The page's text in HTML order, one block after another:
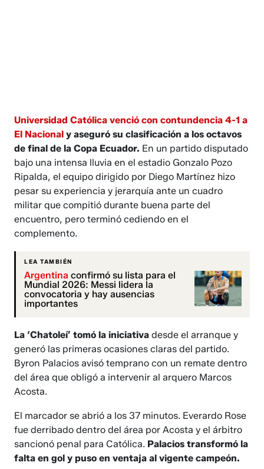
Universidad Católica venció con contundencia 4-1 a
El Nacional y aseguró su clasificación a los octavos
de final de la Copa Ecuador. En un partido disputado
bajo una intensa lluvia en el estadio Gonzalo Pozo
Ripalda, el equipo dirigido por Diego Martínez hizo
pesar su experiencia y jerarquía ante un cuadro
militar que compitió durante buena parte del
encuentro, pero terminó cediendo en el
complemento.
LEA TAMBIÉN
Argentina confirmó su lista para el
Mundial 2026: Messi lidera la
convocatoria y hay ausencias
importantes
La ‘Chatoleí’ tomó la iniciativa desde el arranque y
generó las primeras ocasiones claras del partido.
Byron Palacios avisó temprano con un remate dentro
del área que obligó a intervenir al arquero Marcos
Acosta.
El marcador se abrió a los 37 minutos. Everardo Rose
fue derribado dentro del área por Acosta y el árbitro
sancionó penal para Católica. Palacios transformó la
falta en gol y puso en ventaja al vigente campeón.